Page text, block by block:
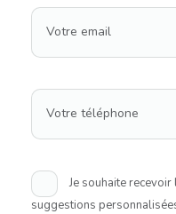
Votre email
Votre téléphone
Je souhaite
suggestions